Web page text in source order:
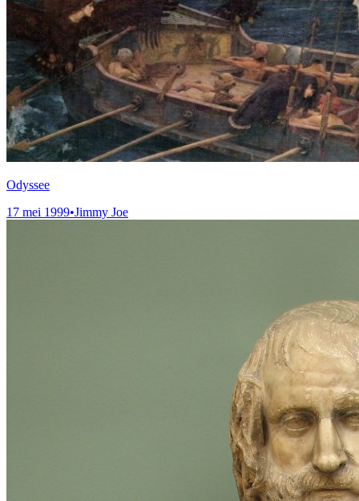
Odyssee
17 mei 1999•Jimmy Joe